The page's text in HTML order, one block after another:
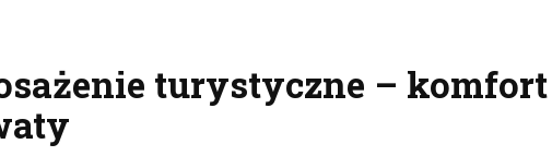
turystyczne – komfort